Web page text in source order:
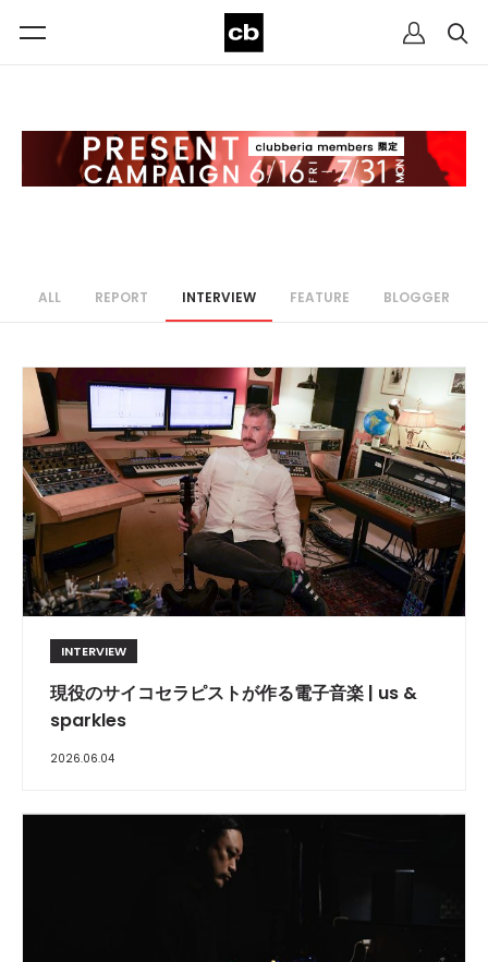
ALL REPORT INTERVIEW FEATURE BLOGGER
INTERVIEW
現役のサイコセラピストが作る電子音楽 | us &
sparkles
2026.06.04